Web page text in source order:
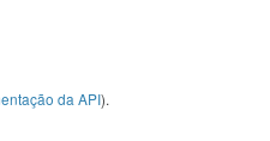
da API).